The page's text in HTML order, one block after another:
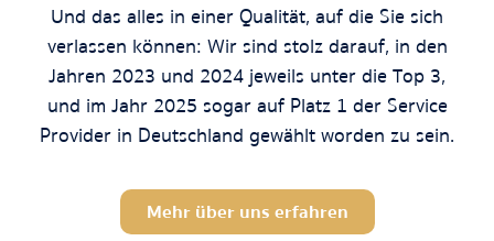
Und das alles in einer Qualität, auf die Sie sich
verlassen können: Wir sind stolz darauf, in den
Jahren 2023 und 2024 jeweils unter die Top 3,
und im Jahr 2025 sogar auf Platz 1 der Service
Provider in Deutschland gewählt worden zu sein.
Mehr über uns erfahren